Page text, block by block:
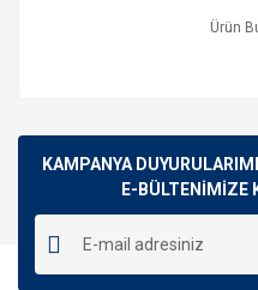
Ürün
KAMPANYA
E-BÜLTENİMİZE